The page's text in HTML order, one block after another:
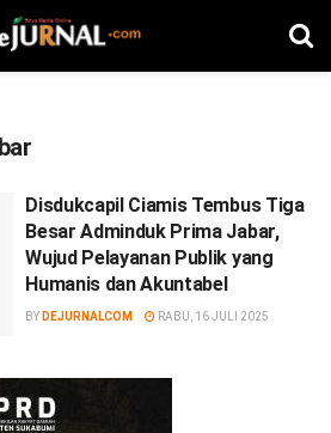
Disdukcapil Ciamis Tembus Tiga
Besar Adminduk Prima Jabar,
Wujud Pelayanan Publik yang
Humanis dan Akuntabel
BY DEJURNALCOM RABU, 16 JULI 2025